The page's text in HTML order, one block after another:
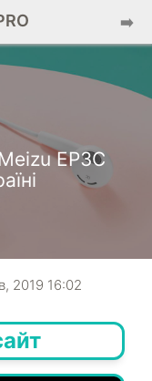
➡️
EP3C
2019 16:02